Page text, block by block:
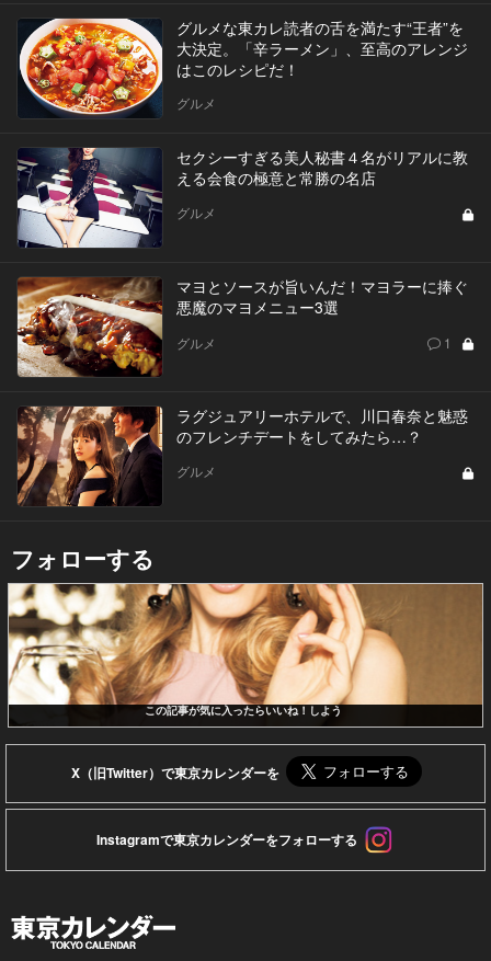
グルメな東カレ読者の舌を満たす“王者”を
大決定。「辛ラーメン」、至高のアレンジ
はこのレシピだ！
グルメ
セクシーすぎる美人秘書４名がリアルに教
える会食の極意と常勝の名店
グルメ
マヨとソースが旨いんだ！マヨラーに捧ぐ
悪魔のマヨメニュー3選
グルメ 1
ラグジュアリーホテルで、川口春奈と魅惑
のフレンチデートをしてみたら…？
グルメ
フォローする
この記事が気に入ったらいいね！しよう
X（旧Twitter）で東京カレンダーを
Instagramで東京カレンダーをフォローする